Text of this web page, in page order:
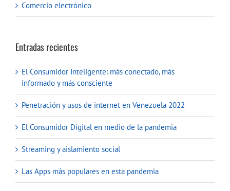
Comercio electrónico
Entradas recientes
El Consumidor Inteligente: más conectado, más
informado y más consciente
Penetración y usos de internet en Venezuela 2022
El Consumidor Digital en medio de la pandemia
Streaming y aislamiento social
Las Apps más populares en esta pandemia